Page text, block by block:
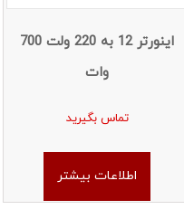
اینورتر 12 به 220 ولت 700
وات
تماس بگیرید
اطلاعات بیشتر